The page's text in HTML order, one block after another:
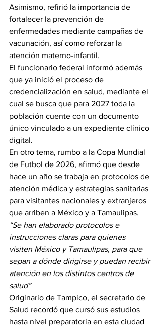
Asimismo, refirió la importancia de
fortalecer la prevención de
enfermedades mediante campañas de
vacunación, así como reforzar la
atención materno-infantil.
El funcionario federal informó además
que ya inició el proceso de
credencialización en salud, mediante el
cual se busca que para 2027 toda la
población cuente con un documento
único vinculado a un expediente clínico
digital.
En otro tema, rumbo a la Copa Mundial
de Futbol de 2026, afirmó que desde
hace un año se trabaja en protocolos de
atención médica y estrategias sanitarias
para visitantes nacionales y extranjeros
que arriben a México y a Tamaulipas.
“Se han elaborado protocolos e
instrucciones claras para quienes
visiten México y Tamaulipas, para que
sepan a dónde dirigirse y puedan recibir
atención en los distintos centros de
salud”
Originario de Tampico, el secretario de
Salud recordó que cursó sus estudios
hasta nivel preparatoria en esta ciudad